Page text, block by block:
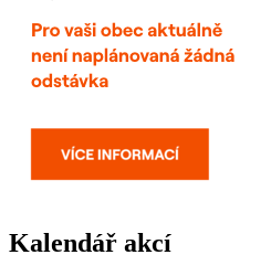
Kalendář akcí